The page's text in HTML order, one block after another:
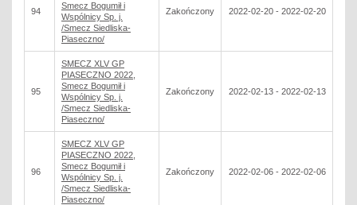
94
Smecz Bogumił i
Wspólnicy Sp. j.
/Smecz Siedliska-
Piaseczno/
Zakończony 2022-02-20 - 2022-02-20
95
SMECZ XLV GP
PIASECZNO 2022,
Smecz Bogumił i
Wspólnicy Sp. j.
/Smecz Siedliska-
Piaseczno/
Zakończony 2022-02-13 - 2022-02-13
96
SMECZ XLV GP
PIASECZNO 2022,
Smecz Bogumił i
Wspólnicy Sp. j.
/Smecz Siedliska-
Piaseczno/
Zakończony 2022-02-06 - 2022-02-06